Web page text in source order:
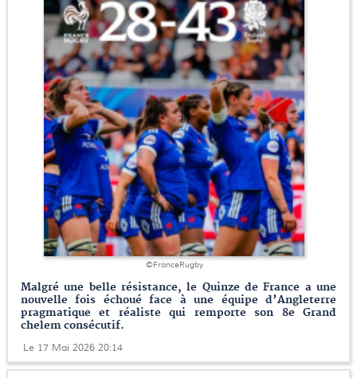
©FranceRugby
Malgré une belle résistance, le Quinze de France a une
nouvelle fois échoué face à une équipe d’Angleterre
pragmatique et réaliste qui remporte son 8e Grand
chelem consécutif.
Le 17 Mai 2026 20:14